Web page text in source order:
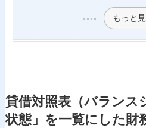
もっと
貸借対照表（バランス
状態」を一覧にした財